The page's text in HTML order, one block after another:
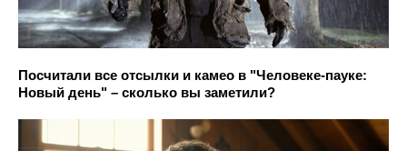
Посчитали все отсылки и камео в "Человеке-пауке:
Новый день" – сколько вы заметили?